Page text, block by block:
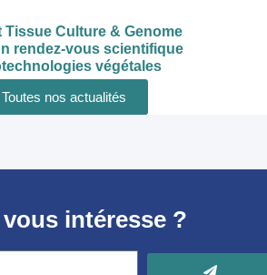
Tissue Culture & Genome
rendez-vous scientifique
végétales
Toutes nos actualités
intéresse ?